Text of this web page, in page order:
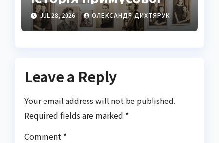
праці українців
JUL 28, 2026 ОЛЕКСАНДР ДИХТЯРУК
Leave a Reply
Your email address will not be published.
Required fields are marked *
Comment *